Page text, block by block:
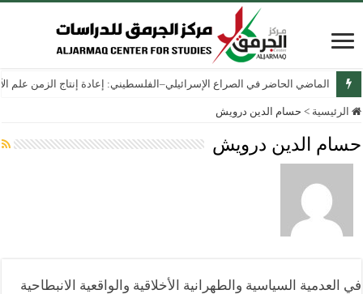
الماضي الحاضر في الصراع الإسرائيلي–الفلسطيني: إعادة إنتاج الزمن علم
الرئيسية > حسام الدين درويش
حسام الدين درويش
في العدمية السياسية والطهرانية الأخلاقية والواقعية الانبطاحية